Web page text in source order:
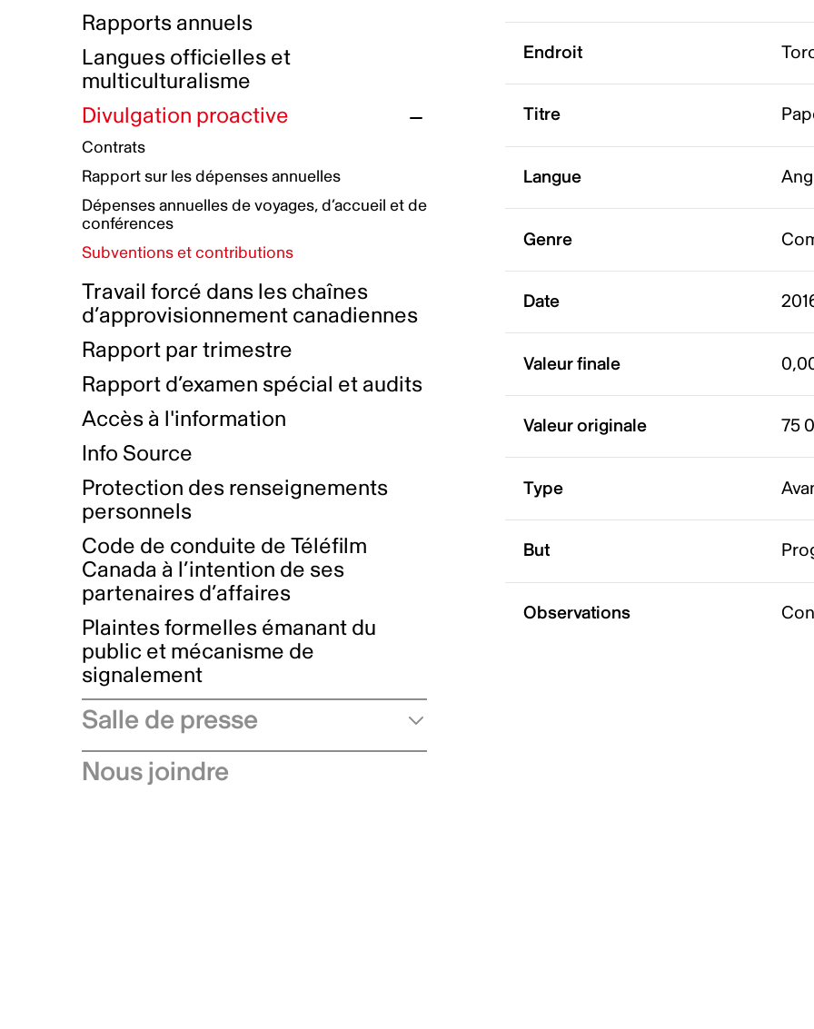
Initiatives autochtones
Plan de réconciliation autochtone
Groupe de travail autochtone
Principes directeurs sur le
harcèlement
Plan d’action pour la parité
Plan d'équité, de diversité,
d'inclusion et d'accessibilité
Boîte à outils pour le récit authentique
Collecte de données et l’auto-identification
Plan d'accessibilité
Rémunération et avantages
Prix et certifications
Nos valeurs d’entreprise
Rapports annuels
Langues officielles et
multiculturalisme
Divulgation proactive
Contrats
Rapport sur les dépenses annuelles
Dépenses annuelles de voyages, d’accueil et de
conférences
Subventions et contributions
Travail forcé dans les chaînes
d’approvisionnement canadiennes
Rapport par trimestre
Rapport d’examen spécial et audits
Accès à l'information
Info Source
Protection des renseignements
personnels
Code de conduite de Téléfilm
Canada à l’intention de ses
partenaires d’affaires
Plaintes formelles émanant du
public et mécanisme de
signalement
Salle de presse
Communiqués de presse
Nous joindre
Endroit
Titre
Langue
Genre
Date
Valeur finale
Valeur originale 75
Type
But
Observations